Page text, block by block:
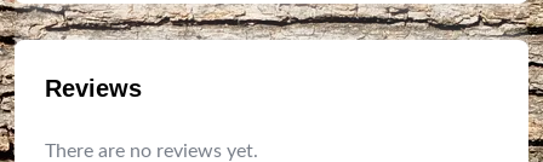
Reviews
There are no reviews yet.